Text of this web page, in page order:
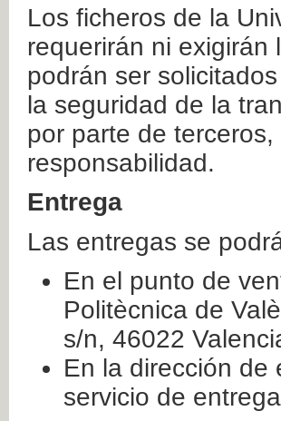
Los ficheros de la
requerirán ni exigirán
podrán ser
la seguridad de la
por parte de
responsabilidad.
Entrega
Las entregas se
En el punto de
Politècnica de
s/n, 46022
En la dirección de
servicio de